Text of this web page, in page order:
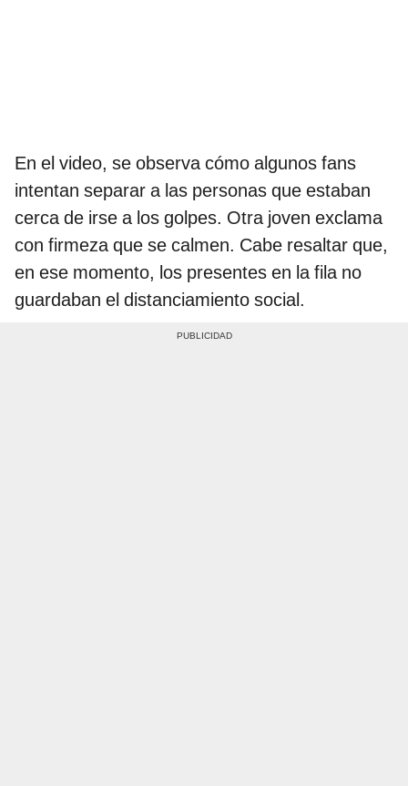
En el video, se observa cómo algunos fans
intentan separar a las personas que estaban
cerca de irse a los golpes. Otra joven exclama
con firmeza que se calmen. Cabe resaltar que,
en ese momento, los presentes en la fila no
guardaban el distanciamiento social.